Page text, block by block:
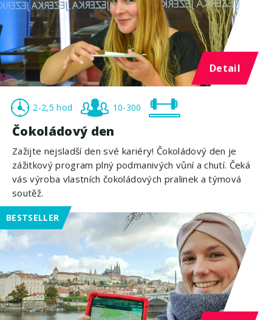
Detail
2-2,5 hod 10-300
Čokoládový den
Zažijte nejsladší den své kariéry! Čokoládový den je
zážitkový program plný podmanivých vůní a chutí. Čeká
vás výroba vlastních čokoládových pralinek a týmová
soutěž.
BESTSELLER